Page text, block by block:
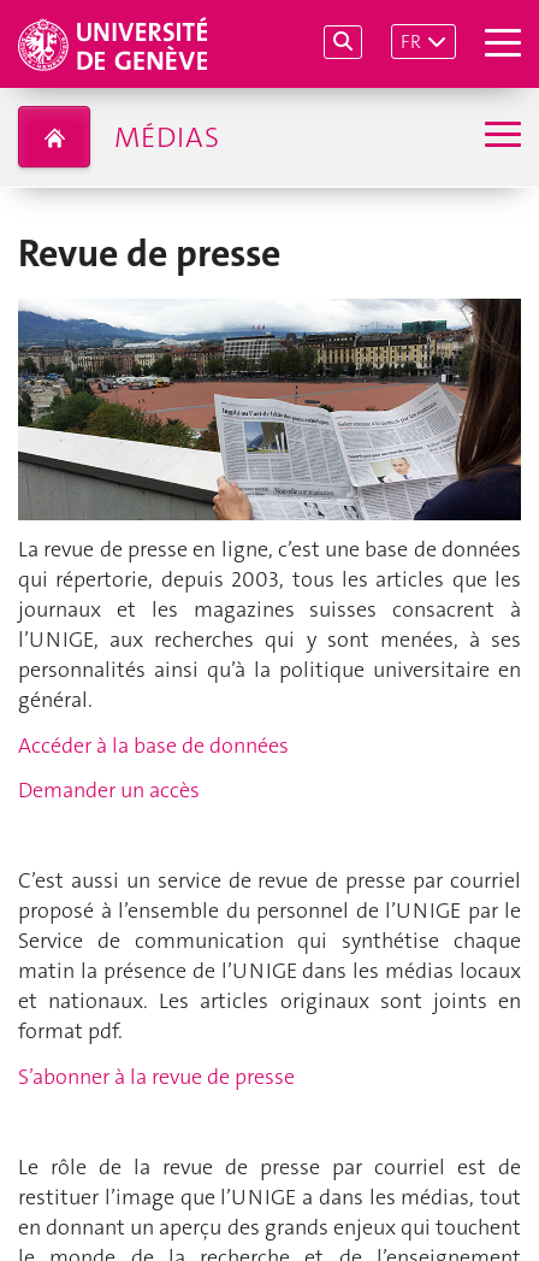
FR
MÉDIAS
Revue de presse
La revue de presse en ligne, c’est une base de données
qui répertorie, depuis 2003, tous les articles que les
journaux et les magazines suisses consacrent à
l’UNIGE, aux recherches qui y sont menées, à ses
personnalités ainsi qu’à la politique universitaire en
général.
Accéder à la base de données
Demander un accès
C’est aussi un service de revue de presse par courriel
proposé à l’ensemble du personnel de l’UNIGE par le
Service de communication qui synthétise chaque
matin la présence de l’UNIGE dans les médias locaux
et nationaux. Les articles originaux sont joints en
format pdf.
S’abonner à la revue de presse
Le rôle de la revue de presse par courriel est de
restituer l’image que l’UNIGE a dans les médias, tout
en donnant un aperçu des grands enjeux qui touchent